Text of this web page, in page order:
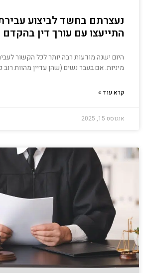
נעצרתם בחשד לביצוע
התייעצו עם עורך דין בהקדם
היום ישנה מודעות רבה יותר לכל הקשור
מיניות. אם בעבר נשים (שהן עדיין מהוות רוב
קרא עוד »
אוגוסט 15, 2025